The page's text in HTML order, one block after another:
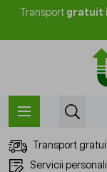
Mergi la Conținut
Transport gratuit
Transport
Servicii